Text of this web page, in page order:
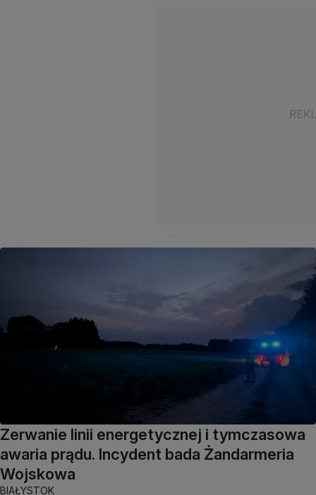
Zerwanie linii energetycznej i tymczasowa
awaria prądu. Incydent bada Żandarmeria
Wojskowa
BIAŁYSTOK